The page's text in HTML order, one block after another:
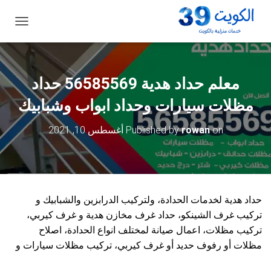
ب
ي
ل
ل
ت
ن
ق
معلم حداد هدية 56585569 حداد
مظلات سيارات وحداد ابواب وشبابيك
Published byrowanon أغسطس 10, 2021
حداد هدية لخدمات الحدادة، ولتركيب الدرابزين والشبابيك و
تركيب غرف الشينكو، حداد غرف مخازن هدية و غرف كيربي،
تركيب مظلات، اعمال صيانة لمختلف انواع الحدادة، اصلاح
مظلات أو رفوف حديد أو غرف كيربي، تركيب مظلات سيارات و